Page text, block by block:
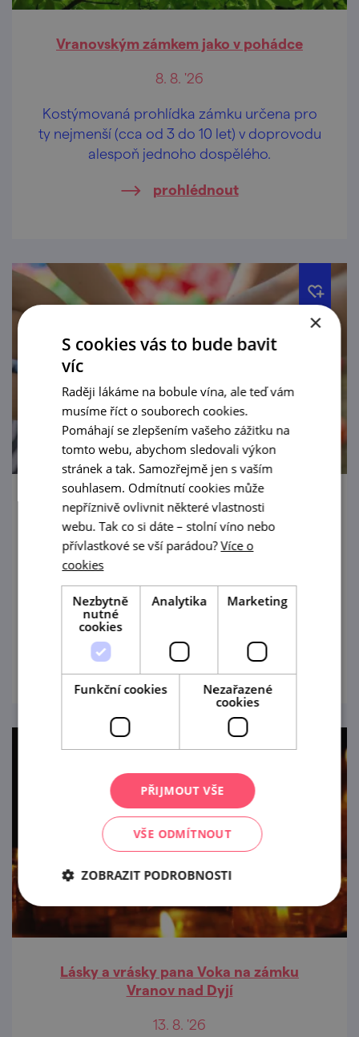
Vranovským zámkem jako v pohádce
8. 8. '26
Kostýmovaná prohlídka zámku určena pro
ty nejmenší (cca od 3 do 10 let) v doprovodu
alespoň jednoho dospělého.
prohlédnout
Vranovským zámkem jako v pohádce
13. 8. '26
Kostýmovaná prohlídka zámku určena pro
ty nejmenší (cca od 3 do 10 let) v doprovodu
alespoň jednoho dospělého.
prohlédnout
Lásky a vrásky pana Voka na zámku
Vranov nad Dyjí
13. 8. '26
×
S cookies vás to bude bavit
víc
Raději lákáme na bobule vína, ale teď vám
musíme říct o souborech cookies.
Pomáhají se zlepšením vašeho zážitku na
tomto webu, abychom sledovali výkon
stránek a tak. Samozřejmě jen s vaším
souhlasem. Odmítnutí cookies může
nepříznivě ovlivnit některé vlastnosti
webu. Tak co si dáte – stolní víno nebo
přívlastkové se vší parádou?Více o
cookies
Nezbytně
nutné
cookies
Analytika Marketing
Funkční cookies
Nezařazené
cookies
PŘIJMOUT VŠE
VŠE ODMÍTNOUT
ZOBRAZIT PODROBNOSTI